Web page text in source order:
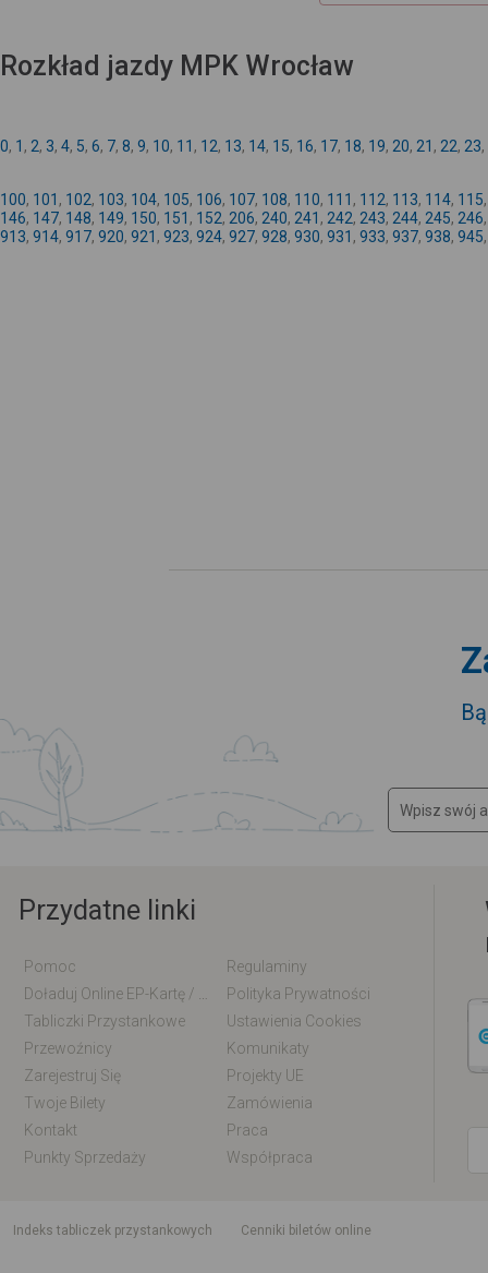
Rozkład jazdy MPK Wrocław
0, 1 , 2, 3, 4, 5, 6, 7, 8, 9, 10, 11 , 12, 13, 14, 15, 16, 17, 18, 19, 20, 21 , 22, 23,
100, 101 , 102, 103, 104, 105, 106, 107, 108, 110, 111 , 112, 113, 114, 115
146, 147, 148, 149, 150, 151 , 152, 206, 240, 241 , 242, 243, 244, 245, 246
913, 914, 917, 920, 921 , 923, 924, 927, 928, 930, 931 , 933, 937, 938, 945
Przydatne linki
Pomoc
Regulaminy
Polityka Prywatności
Tabliczki Przystankowe
Ustawienia Cookies
Przewoźnicy
Komunikaty
Zarejestruj Się
Projekty UE
Twoje Bilety
Zamówienia
Kontakt
Praca
Punkty Sprzedaży
Współpraca
indeks tabliczek przystankowych
Cenniki biletów online